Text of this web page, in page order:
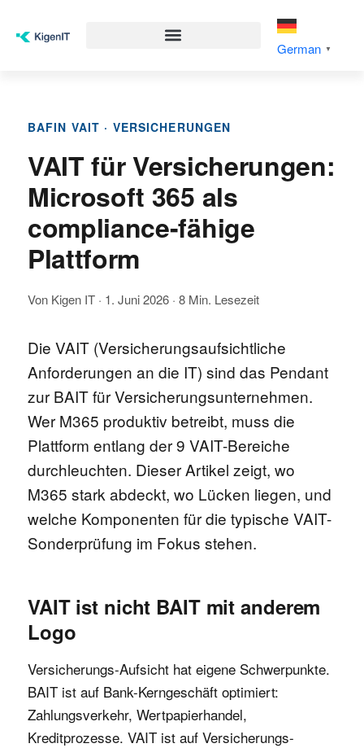
German ▼
BAFIN VAIT · VERSICHERUNGEN
VAIT für Versicherungen:
Microsoft 365 als
compliance-fähige
Plattform
Von Kigen IT · 1. Juni 2026 · 8 Min. Lesezeit
Die VAIT (Versicherungsaufsichtliche
Anforderungen an die IT) sind das Pendant
zur BAIT für Versicherungsunternehmen.
Wer M365 produktiv betreibt, muss die
Plattform entlang der 9 VAIT-Bereiche
durchleuchten. Dieser Artikel zeigt, wo
M365 stark abdeckt, wo Lücken liegen, und
welche Komponenten für die typische VAIT-
Sonderprüfung im Fokus stehen.
VAIT ist nicht BAIT mit anderem
Logo
Versicherungs-Aufsicht hat eigene Schwerpunkte.
BAIT ist auf Bank-Kerngeschäft optimiert:
Zahlungsverkehr, Wertpapierhandel,
Kreditprozesse. VAIT ist auf Versicherungs-